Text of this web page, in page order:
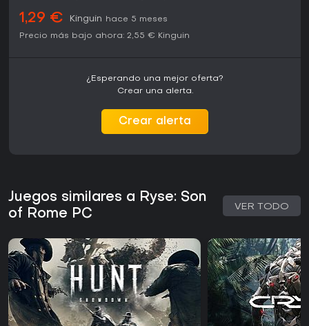
1,29 € Kinguin
hace 5 meses
Precio más bajo ahora: 2,55 € Kinguin
¿Esperando una mejor oferta?
Crear una alerta.
Crear alerta
Juegos similares a Ryse: Son
of Rome PC
VER TODO